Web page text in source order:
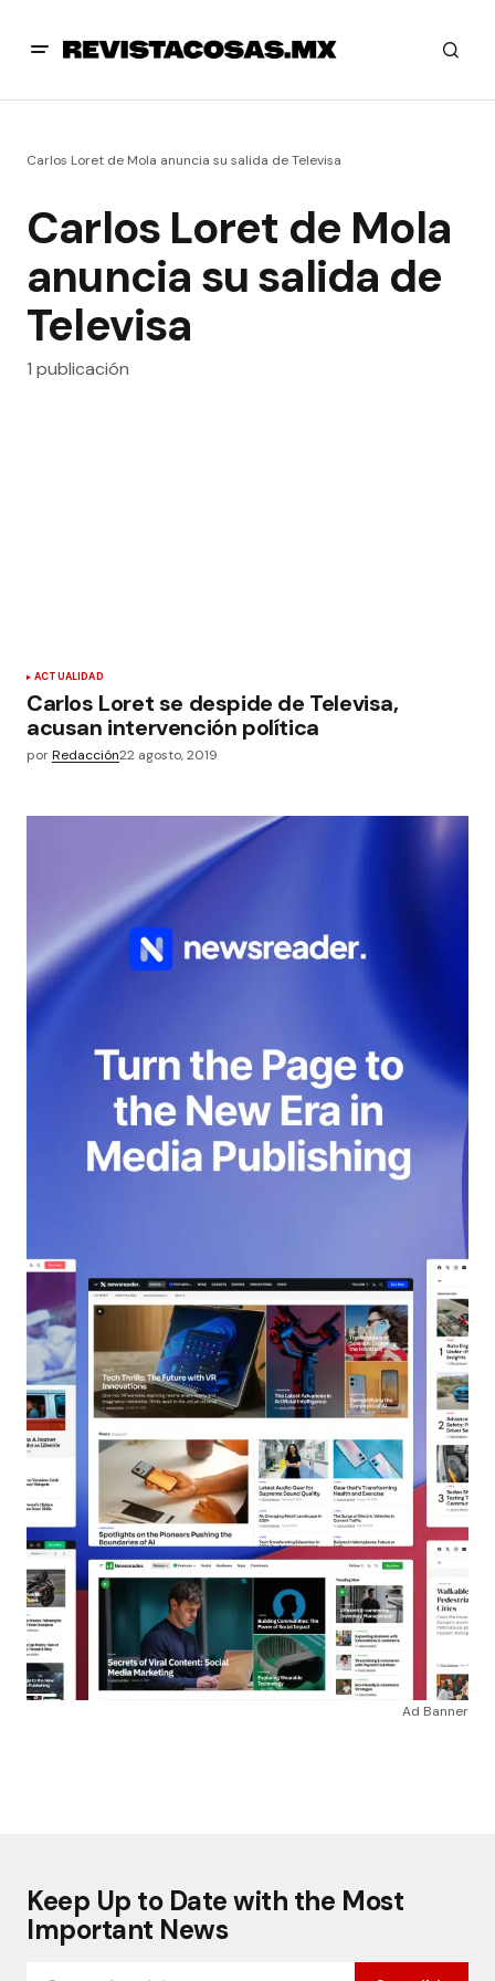
Carlos Loret de Mola anuncia su salida de Televisa
Carlos Loret de Mola
anuncia su salida de
Televisa
1 publicación
ACTUALIDAD
Carlos Loret se despide de Televisa,
acusan intervención política
porRedacción22 agosto, 2019
Ad Banner
Keep Up to Date with the Most
Important News